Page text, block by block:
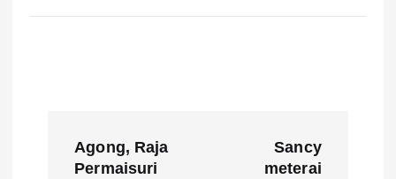
Agong, Raja
Permaisuri
Sancy
meterai